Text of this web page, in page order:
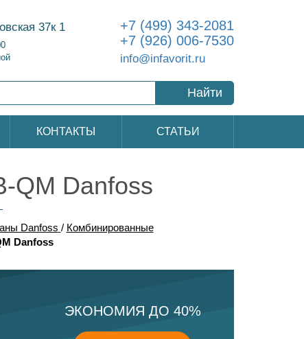
37к 1
+7 (499) 343-2081
+7 (926) 006-7530
info@infavorit.ru
Найти
КОНТАКТЫ СТАТЬИ
QM Danfoss
Danfoss / Комбинированные
Danfoss
ЭКОНОМИЯ ДО 40%